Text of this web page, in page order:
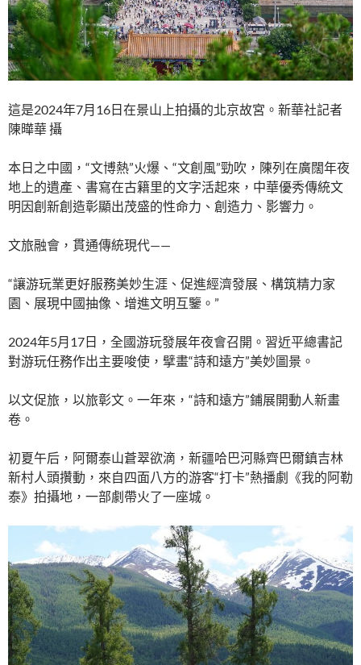
這是2024年7月16日在景山上拍攝的北京故宮。新華社記者
陳曄華 攝
本日之中國，“文博熱”火爆、“文創風”勁吹，陳列在廣闊年夜
地上的遺產、書寫在古籍里的文字活起來，中華優秀傳統文
明因創新創造彰顯出茂盛的性命力、創造力、影響力。
文旅融會，貫通傳統現代——
“讓游玩業更好服務美妙生涯、促進經濟發展、構筑精力家
園、展現中國抽像、增進文明互鑒。”
2024年5月17日，全國游玩發展年夜會召開。習近平總書記
對游玩任務作出主要唆使，擘畫“詩和遠方”美妙圖景。
以文促旅，以旅彰文。一年來，“詩和遠方”鋪展開動人新畫
卷。
初夏午后，阿爾泰山蒼翠欲滴，新疆哈巴河縣齊巴爾鎮吉林
新村人頭攢動，來自四面八方的游客“打卡”熱播劇《我的阿勒
泰》拍攝地，一部劇帶火了一座城。